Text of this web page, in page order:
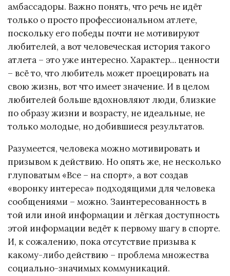
амбассадоры. Важно понять, что речь не идёт
только о просто профессиональном атлете,
поскольку его победы почти не мотивируют
любителей, а вот человеческая история такого
атлета – это уже интересно. Характер… ценности
– всё то, что любитель может проецировать на
свою жизнь, вот что имеет значение. И в целом
любителей больше вдохновляют люди, близкие
по образу жизни и возрасту, не идеальные, не
только молодые, но добившиеся результатов.
Разумеется, человека можно мотивировать и
призывом к действию. Но опять же, не несколько
глуповатым «Все – на спорт», а вот создав
«воронку интереса» подходящими для человека
сообщениями – можно. Заинтересованность в
той или иной информации и лёгкая доступность
этой информации ведёт к первому шагу в спорте.
И, к сожалению, пока отсутствие призыва к
какому-либо действию – проблема множества
социально-значимых коммуникаций.